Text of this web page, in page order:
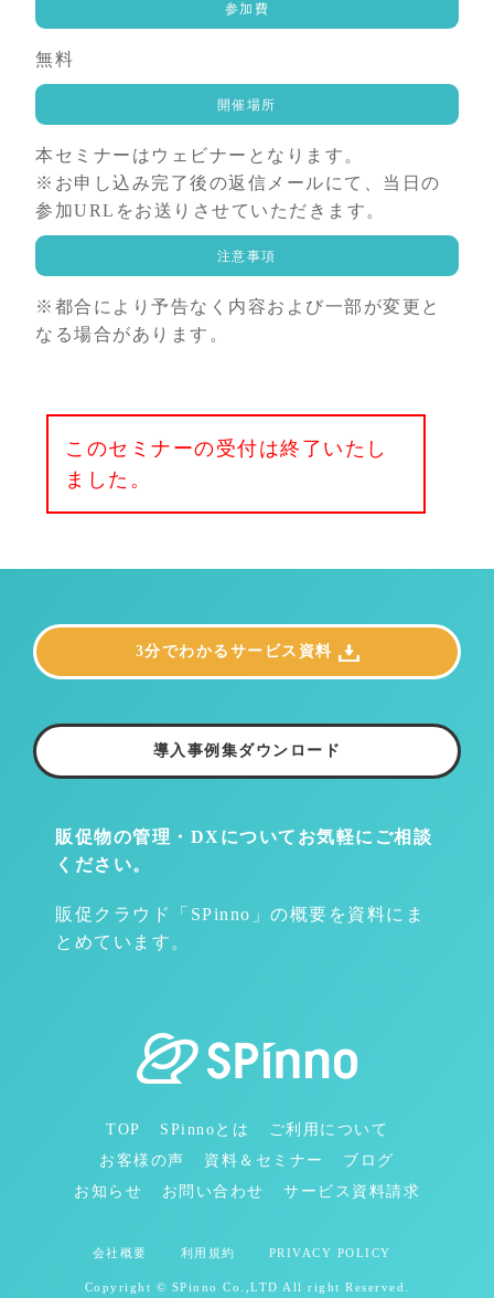
参加費
無料
開催場所
本セミナーはウェビナーとなります。
※お申し込み完了後の返信メールにて、当日の
参加URLをお送りさせていただきます。
注意事項
※都合により予告なく内容および一部が変更と
なる場合があります。
このセミナーの受付は終了いたし
ました。
販促物の管理・DXについて お気軽にご相談
ください。
販促クラウド「SPinno」の概要を資料にま
とめています。
3分でわかるサービス資料
導入事例集ダウンロード
TOP SPinnoとは
ご利用について
お客様の声
資料＆セミナー
ブログ
お知らせ
お問い合わせ サービス資料請求
会社概要 利用規約 PRIVACY POLICY
Copyright © SPinno Co.,LTD All right Reserved.